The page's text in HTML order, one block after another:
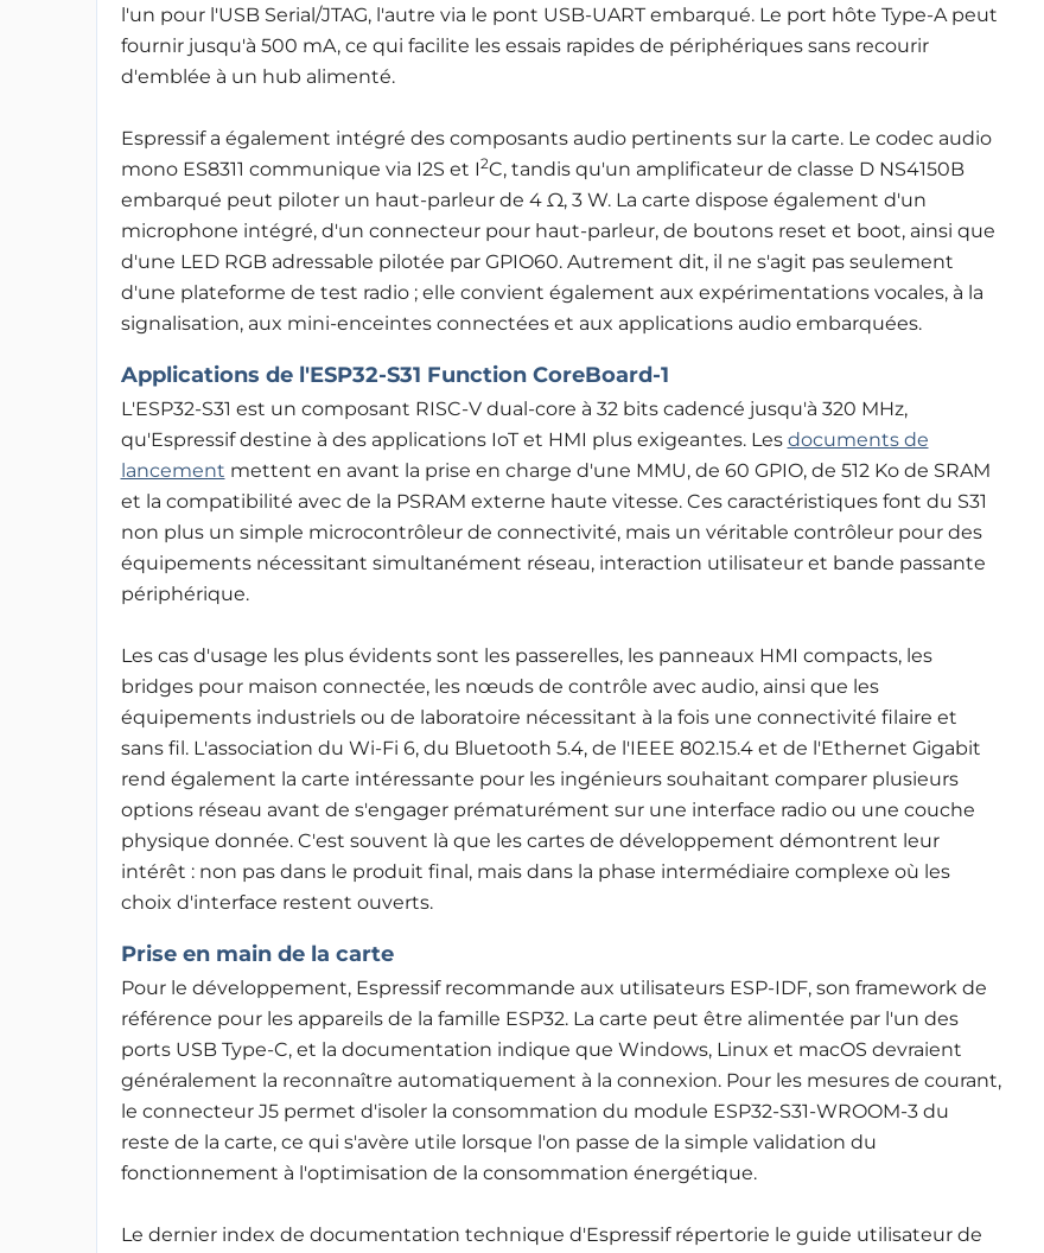
l'un pour l'USB Serial/JTAG, l'autre via le pont USB-UART embarqué. Le port hôte Type-A peut
fournir jusqu'à 500 mA, ce qui facilite les essais rapides de périphériques sans recourir
d'emblée à un hub alimenté.
Espressif a également intégré des composants audio pertinents sur la carte. Le codec audio
mono ES8311 communique via I2S et I2C, tandis qu'un amplificateur de classe D NS4150B
embarqué peut piloter un haut-parleur de 4 Ω, 3 W. La carte dispose également d'un
microphone intégré, d'un connecteur pour haut-parleur, de boutons reset et boot, ainsi que
d'une LED RGB adressable pilotée par GPIO60. Autrement dit, il ne s'agit pas seulement
d'une plateforme de test radio ; elle convient également aux expérimentations vocales, à la
signalisation, aux mini-enceintes connectées et aux applications audio embarquées.
Applications de l'ESP32-S31 Function CoreBoard-1
L'ESP32-S31 est un composant RISC-V dual-core à 32 bits cadencé jusqu'à 320 MHz,
qu'Espressifdestine à des applications IoT et HMI plus exigeantes. Les documents de
lancement mettent en avant la prise en charge d'une MMU, de 60 GPIO, de 512 Ko de SRAM
et la compatibilité avec de la PSRAM externe haute vitesse. Ces caractéristiques font du S31
non plus un simple microcontrôleur de connectivité, mais un véritable contrôleur pour des
équipements nécessitant simultanément réseau, interaction utilisateur et bande passante
périphérique.
Les cas d'usage les plus évidents sont les passerelles, les panneaux HMI compacts, les
bridges pour maison connectée, les nœuds de contrôle avec audio, ainsi que les
équipements industriels ou de laboratoire nécessitant à la fois une connectivité filaire et
sans fil. L'association du Wi-Fi 6, du Bluetooth 5.4, de l'IEEE 802.15.4 et de l'Ethernet Gigabit
rend également la carte intéressante pour les ingénieurs souhaitant comparer plusieurs
options réseau avant de s'engager prématurément sur une interface radio ou une couche
physique donnée. C'est souvent là que les cartes de développement démontrent leur
intérêt : non pas dans le produit final, mais dans la phase intermédiaire complexe où les
choix d'interface restent ouverts.
Prise en main de la carte
Pour le développement, Espressif recommande aux utilisateurs ESP-IDF, son framework de
référence pour les appareils de la famille ESP32. La carte peut être alimentée par l'un des
ports USB Type-C, et la documentation indique que Windows, Linux et macOS devraient
généralement la reconnaître automatiquement à la connexion. Pour les mesures de courant,
le connecteur J5 permet d'isoler la consommation du module ESP32-S31-WROOM-3 du
reste de la carte, ce qui s'avère utile lorsque l'on passe de la simple validation du
fonctionnement à l'optimisation de la consommation énergétique.
Le dernier index de documentation technique d'Espressif répertorie le guide utilisateur de